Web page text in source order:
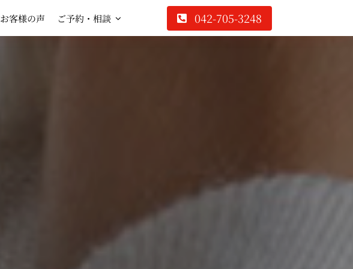
お客様の声 ご予約・相談 042-705-3248